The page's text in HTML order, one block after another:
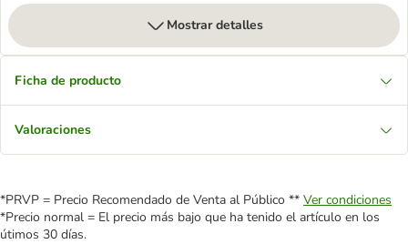
Mostrar detalles
Ficha de producto
Valoraciones
*PRVP = Precio Recomendado de Venta al Público ** Ver condiciones
*Precio normal = El precio más bajo que ha tenido el artículo en los
útimos 30 días.